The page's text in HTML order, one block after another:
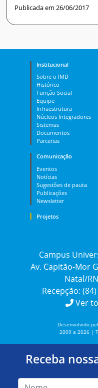
Publicada em 26/06/2017
Institucional
Sobre o IMD
Histórico
Função Social
Equipe
Infraestrutura
Núcleos Integradores
Sistemas
Documentos
Parcerias
Comunicação
Eventos
Notícias
Sugestões de pauta
Publicações
Newsletter
Projetos
Campus
Av. Capitão-Mor
Natal/
Recepção:
Ver
Desenvolvido
2009 a 2026 |
Receba